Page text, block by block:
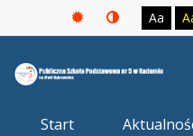
Aa
Start